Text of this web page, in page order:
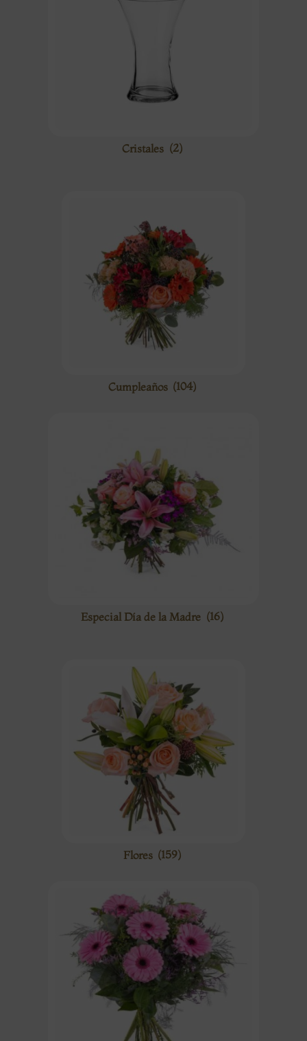
Cristales (2)
Cumpleaños (104)
Especial Día de la Madre (16)
Flores (159)